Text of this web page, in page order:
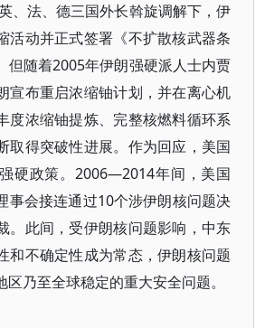
、法、德三国外长斡旋调解下，伊
活动并正式签署《不扩散核武器条
但随着2005年伊朗强硬派人士内贾
宣布重启浓缩铀计划，并在离心机
度浓缩铀提炼、完整核燃料循环系
取得突破性进展。作为回应，美国
硬政策。2006—2014年间，美国
事会接连通过10个涉伊朗核问题决
。此间，受伊朗核问题影响，中东
和不确定性成为常态，伊朗核问题
乃至全球稳定的重大安全问题。